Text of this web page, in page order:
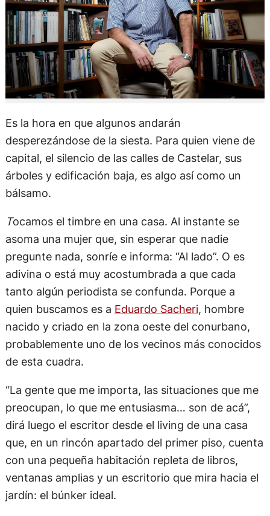
Es la hora en que algunos andarán
desperezándose de la siesta. Para quien viene de
capital, el silencio de las calles de Castelar, sus
árboles y edificación baja, es algo así como un
bálsamo.
Tocamos el timbre en una casa. Al instante se
asoma una mujer que, sin esperar que nadie
pregunte nada, sonríe e informa: “Al lado”. O es
adivina o está muy acostumbrada a que cada
tanto algún periodista se confunda. Porque a
quien buscamos es a Eduardo Sacheri, hombre
nacido y criado en la zona oeste del conurbano,
probablemente uno de los vecinos más conocidos
de esta cuadra.
“La gente que me importa, las situaciones que me
preocupan, lo que me entusiasma… son de acá”,
dirá luego el escritor desde el living de una casa
que, en un rincón apartado del primer piso, cuenta
con una pequeña habitación repleta de libros,
ventanas amplias y un escritorio que mira hacia el
jardín: el búnker ideal.